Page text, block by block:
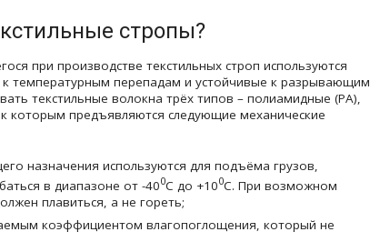
стропы?
при производстве текстильных строп используются
к температурным перепадам и устойчивые к разрывающим
текстильные волокна трёх типов – полиамидные (PA),
которым предъявляются следующие механические
назначения используются для подъёма грузов,
в диапазоне от -400С до +100С. При возможном
плавиться, а не гореть;
коэффициентом влагопоглощения, который не